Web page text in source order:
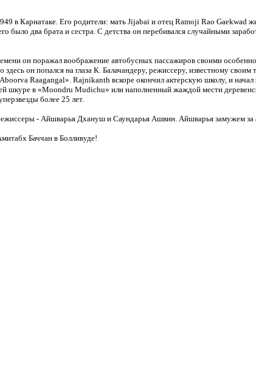
в Карнатаке. Его родители: мать Jijabai и отец Ramoji Rao Gaekwad
было два брата и сестра. С детства он перебивался случайными
он поражал воображение автобусных пассажиров своими
он попался на глаза К. Балачандеру, режиссеру, известному
Raagangal». Rajnikanth вскоре окончил актерскую школу, и начал
шкуре в «Moondru Mudichu» или наполненный жаждой мести
более 25 лет.
- Айшварья Дхануш и Саундарья Ашвин. Айшварья замужем
Баччан в Болливуде!